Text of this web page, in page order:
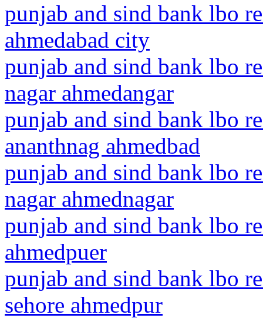
punjab and sind bank lbo
ahmedabad city
punjab and sind bank lbo
nagar ahmedangar
punjab and sind bank lbo
ananthnag ahmedbad
punjab and sind bank lbo
nagar ahmednagar
punjab and sind bank lbo
ahmedpuer
punjab and sind bank lbo
sehore ahmedpur